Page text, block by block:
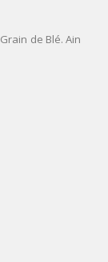
de Blé. Ain